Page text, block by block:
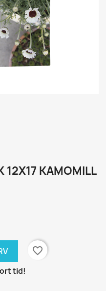
12X17 KAMOMILL
favorite_border
tid!